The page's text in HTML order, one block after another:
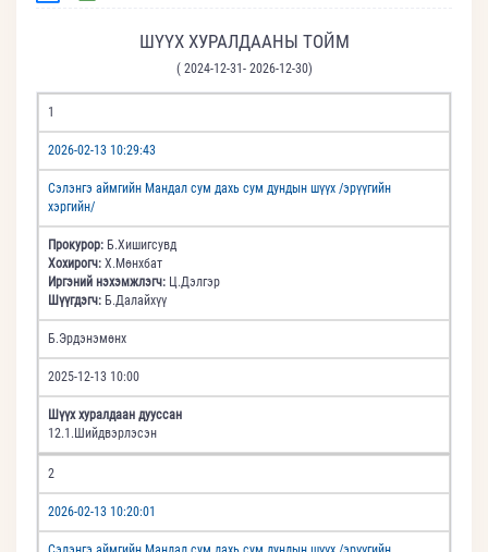
ШҮҮХ ХУРАЛДААНЫ ТОЙМ
( 2024-12-31- 2026-12-30)
1
2026-02-13 10:29:43
Сэлэнгэ аймгийн Мандал сум дахь сум дундын шүүх /эрүүгийн
хэргийн/
Прокурор: Б.Хишигсувд
Хохирогч: Х.Мөнхбат
Иргэний нэхэмжлэгч: Ц.Дэлгэр
Шүүгдэгч: Б.Далайхүү
Б.Эрдэнэмөнх
2025-12-13 10:00
Шүүх хуралдаан дууссан
12.1.Шийдвэрлэсэн
2
2026-02-13 10:20:01